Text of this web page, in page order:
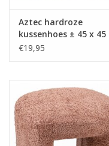
Aztec hardroze
kussenhoes ± 45 x 45
cm
€19,95